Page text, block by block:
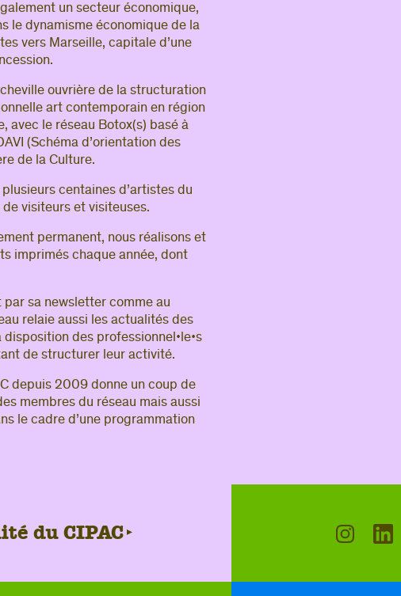
un secteur économique,
le dynamisme économique de la
vers Marseille, capitale d’une
ouvrière de la structuration
art contemporain en région
avec le réseau Botox(s) basé à
(Schéma d’orientation des
de la Culture.
centaines d’artistes du
visiteurs et visiteuses.
permanent, nous réalisons et
imprimés chaque année, dont
par sa newsletter comme au
relaie aussi les actualités des
des professionnel•le•s
de structurer leur activité.
depuis 2009 donne un coup de
membres du réseau mais aussi
le cadre d’une programmation
du CIPAC